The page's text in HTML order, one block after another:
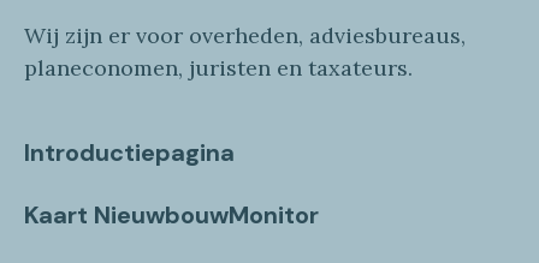
Wij zijn er voor overheden, adviesbureaus,
planeconomen, juristen en taxateurs.
Introductiepagina
Kaart NieuwbouwMonitor